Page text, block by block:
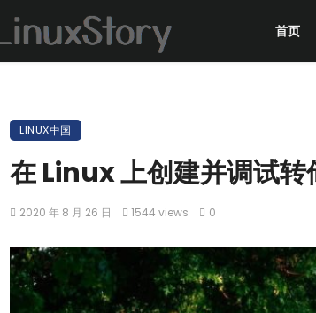
首页
LINUX中国
在 Linux 上创建并调试转
2020 年 8 月 26 日 1544 views 0